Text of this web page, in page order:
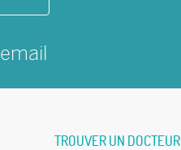
email
TROUVER UN DOCTEUR